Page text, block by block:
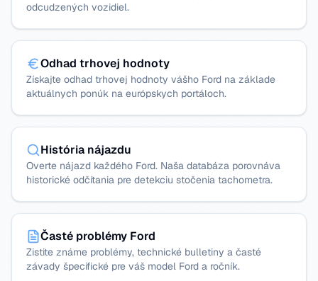
odcudzených vozidiel.
Odhad trhovej hodnoty
Získajte odhad trhovej hodnoty vášho Ford na základe
aktuálnych ponúk na európskych portáloch.
História nájazdu
Overte nájazd každého Ford. Naša databáza porovnáva
historické odčítania pre detekciu stočenia tachometra.
Časté problémy Ford
Zistite známe problémy, technické bulletiny a časté
závady špecifické pre váš model Ford a ročník.